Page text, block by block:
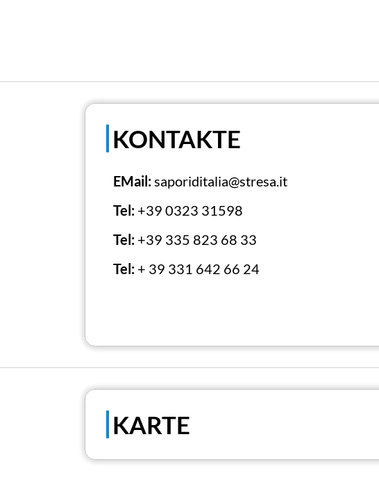
KONTAKTE
EMail:saporiditalia@stresa.it
Tel: +39 0323 31598
Tel: +39 335 823 68 33
Tel: + 39 331 642 66 24
KARTE